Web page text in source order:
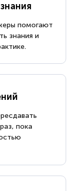
помогают
знания и
пока